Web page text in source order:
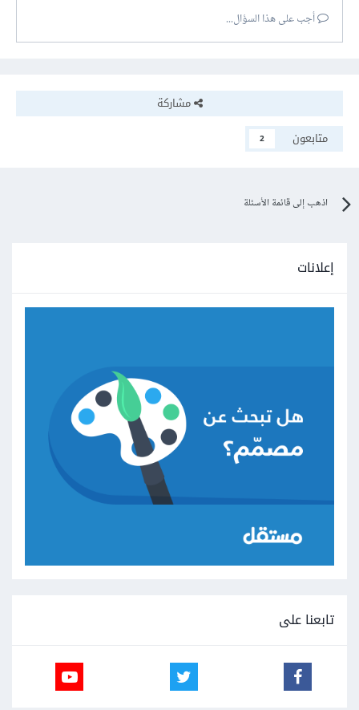
أجب على هذا السؤال...
مشاركة
متابعون
2
اذهب إلى قائمة الأسئلة
إعلانات
تابعنا على